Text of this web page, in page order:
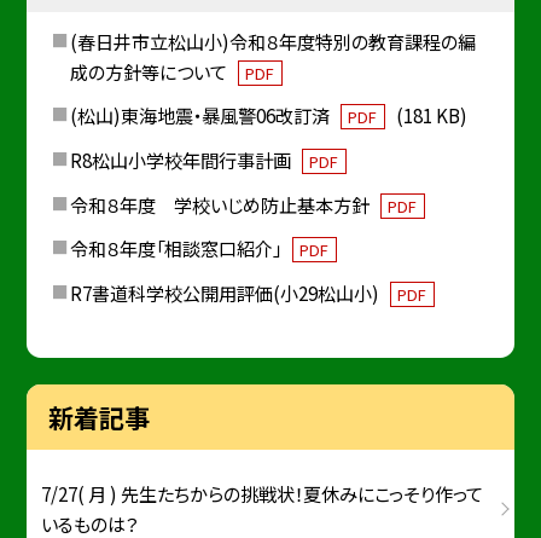
(春日井市立松山小)令和８年度特別の教育課程の編
成の方針等について
PDF
(松山)東海地震・暴風警06改訂済 PDF
(181 KB)
R8松山小学校年間行事計画
PDF
令和８年度 学校いじめ防止基本方針 PDF
令和８年度「相談窓口紹介」 PDF
R7書道科学校公開用評価(小29松山小) PDF
新着記事
7/27( 月 ) 先生たちからの挑戦状！夏休みにこっそり作って
いるものは？